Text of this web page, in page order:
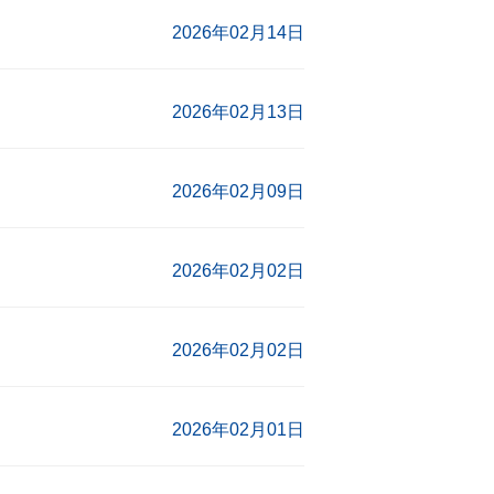
2026年02月14日
2026年02月13日
2026年02月09日
2026年02月02日
2026年02月02日
2026年02月01日